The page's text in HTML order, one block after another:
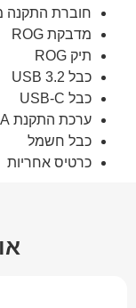
חוברת התקנה
מדבקת ROG
תיק ROG
כבל USB 3.2
כבל USB-C
ערכת התקנת VESA
כבל חשמל
כרטיס אחריות